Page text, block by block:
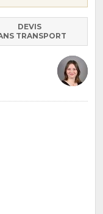
DEVIS
TRANSPORT